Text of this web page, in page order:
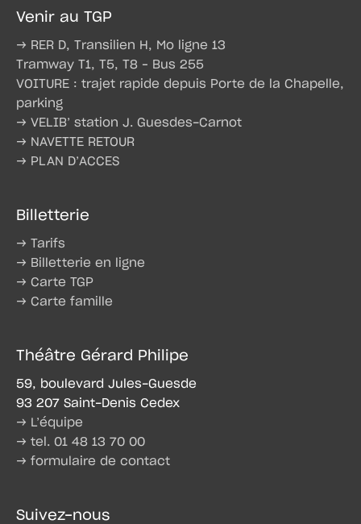
Venir au TGP
→ RER D, Transilien H, Mo ligne 13
Tramway T1, T5, T8 – Bus 255
VOITURE : trajet rapide depuis Porte de la Chapelle,
parking
→ VELIB’ station J. Guesdes-Carnot
→ NAVETTE RETOUR
→ PLAN D’ACCES
Billetterie
→ Tarifs
→ Billetterie en ligne
→ Carte TGP
→ Carte famille
Théâtre Gérard Philipe
59, boulevard Jules-Guesde
93 207 Saint-Denis Cedex
→ L’équipe
→ tel. 01 48 13 70 00
→ formulaire de contact
Suivez-nous